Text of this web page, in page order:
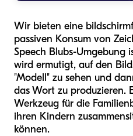
Wir bieten eine
passiven Konsum von
Speech Blubs-Umgebung
wird ermutigt, auf den
"Modell" zu sehen und
das Wort zu produzieren.
Werkzeug für die
ihren Kindern
können.